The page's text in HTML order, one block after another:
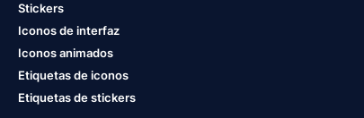
Stickers
Iconos de interfaz
Iconos animados
Etiquetas de iconos
Etiquetas de stickers